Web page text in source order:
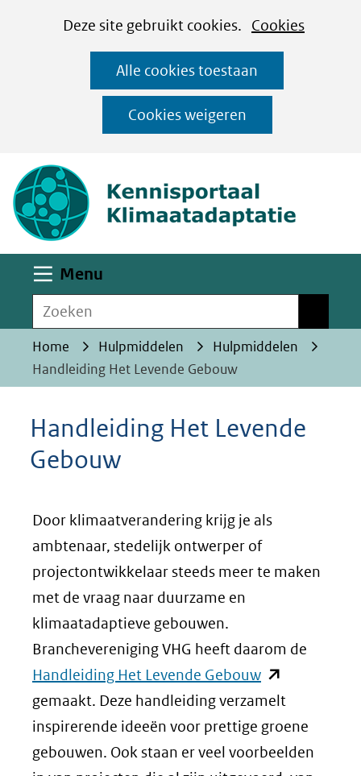
CookiesDeze site gebruikt cookies. Cookies
op
deze
website
worden
toegestaan
geweigerd.
Alle cookies toestaan
Cookies weigeren
Ga
naar
de
inhoud
Menu
Zoeken
Home Hulpmiddelen
Hulpmiddelen
Handleiding Het Levende Gebouw
Handleiding Het Levende
Gebouw
Door klimaatverandering krijg je als
ambtenaar, stedelijk ontwerper of
projectontwikkelaar steeds meer te maken
met de vraag naar duurzame en
klimaatadaptieve gebouwen.
Branchevereniging VHG heeft daarom de
Handleiding Het Levende Gebouw(opent
in
nieuw
venster)
gemaakt. Deze handleiding verzamelt
inspirerende ideeën voor prettige groene
gebouwen. Ook staan er veel voorbeelden